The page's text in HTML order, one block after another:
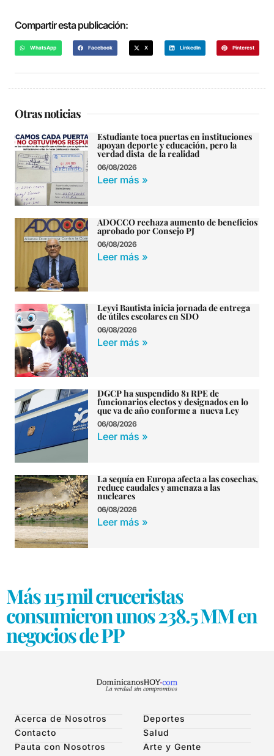
Compartir esta publicación:
WhatsApp Facebook X LinkedIn Pinterest
Otras noticias
Estudiante toca puertas en instituciones
apoyan deporte y educación, pero la
verdad dista de la realidad
06/08/2026
Leer más »
ADOCCO rechaza aumento de beneficios
aprobado por Consejo PJ
06/08/2026
Leer más »
Leyvi Bautista inicia jornada de entrega
de útiles escolares en SDO
06/08/2026
Leer más »
DGCP ha suspendido 81 RPE de
funcionarios electos y designados en lo
que va de año conforme a nueva Ley
06/08/2026
Leer más »
La sequía en Europa afecta a las cosechas,
reduce caudales y amenaza a las
nucleares
06/08/2026
Leer más »
Más 115 mil cruceristas
consumieron unos 238.5 MM en
negocios de PP
Acerca de Nosotros
Contacto
Pauta con Nosotros
Deportes
Salud
Arte y Gente